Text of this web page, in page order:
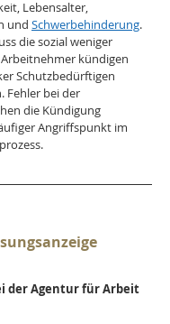
Lebensalter,
und Schwerbehinderung.
die sozial weniger
kündigen
Schutzbedürftigen
Fehler bei der
die Kündigung
Angriffspunkt im
der Agentur für Arbeit